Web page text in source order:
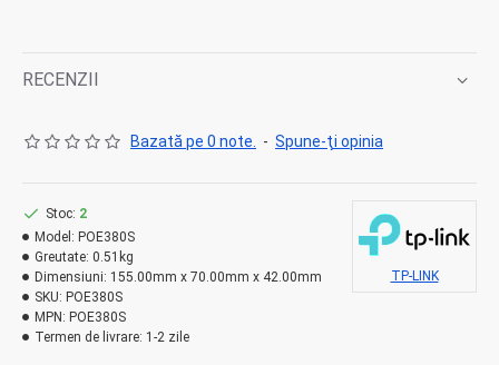
RECENZII
Bazată pe 0 note. - Spune-ţi opinia
Stoc: 2
Model: POE380S
Greutate: 0.51kg
Dimensiuni: 155.00mm x 70.00mm x 42.00mm
SKU: POE380S
MPN: POE380S
Termen de livrare: 1-2 zile
TP-LINK